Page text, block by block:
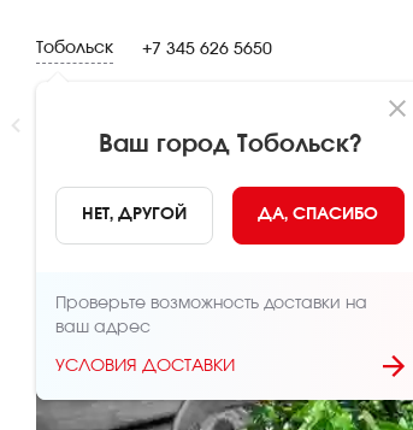
Тобольск
Ваш город Тобольск?
НЕТ, ДРУГОЙ ДА, СПАСИБО
Проверьте возможность доставки на
ваш адрес
УСЛОВИЯ ДОСТАВКИ
+7 345 626 5650
НАЗАД